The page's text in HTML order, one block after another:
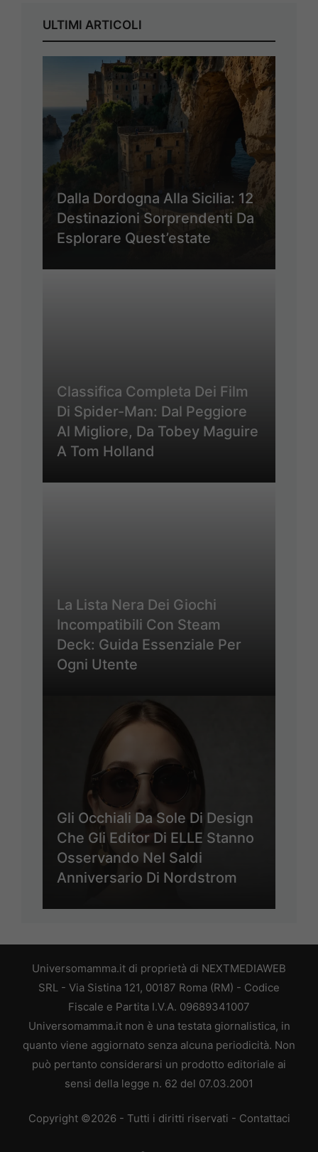
ULTIMI ARTICOLI
Dalla Dordogna Alla Sicilia: 12
Destinazioni Sorprendenti Da
Esplorare Quest’estate
Classifica Completa Dei Film
Di Spider-Man: Dal Peggiore
Al Migliore, Da Tobey Maguire
A Tom Holland
La Lista Nera Dei Giochi
Incompatibili Con Steam
Deck: Guida Essenziale Per
Ogni Utente
Gli Occhiali Da Sole Di Design
Che Gli Editor Di ELLE Stanno
Osservando Nel Saldi
Anniversario Di Nordstrom
Universomamma.it di proprietà di NEXTMEDIAWEB
SRL - Via Sistina 121, 00187 Roma (RM) - Codice
Fiscale e Partita I.V.A. 09689341007
Universomamma.it non è una testata giornalistica, in
quanto viene aggiornato senza alcuna periodicità. Non
può pertanto considerarsi un prodotto editoriale ai
sensi della legge n. 62 del 07.03.2001
Copyright ©2026 - Tutti i diritti riservati - Contattaci